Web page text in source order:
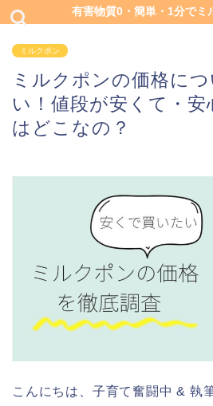
有害物質0・簡単・1分でミ
ミルクポン
ミルクポンの価格に
い！値段が安くて・
はどこなの？
こんにちは、子育て奮闘中 & 執